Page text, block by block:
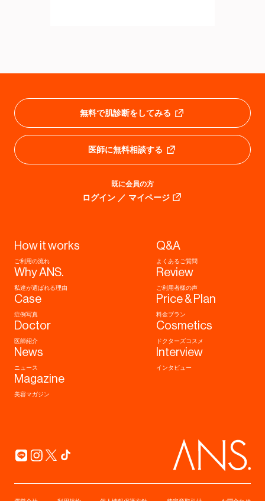
無料で肌診断をしてみる
医師に無料相談する
既に会員の方
ログイン ／ マイページ
How it works
ご利用の流れ
Q&A
よくあるご質問
Why ANS.
私達が選ばれる理由
Review
ご利用者様の声
Case
症例写真
Price & Plan
料金プラン
Doctor
医師紹介
Cosmetics
ドクターズコスメ
News
ニュース
Interview
インタビュー
Magazine
美容マガジン